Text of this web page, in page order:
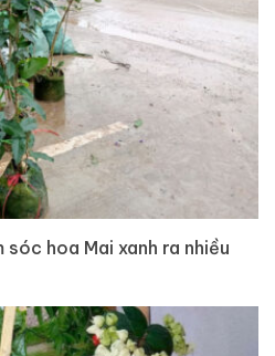
hoa Mai xanh ra nhiều